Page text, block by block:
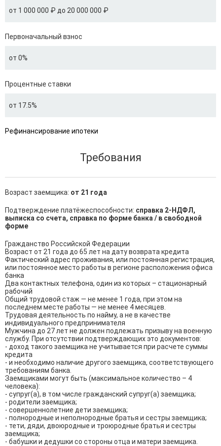
от 1 000 000 ₽ до 20 000 000 ₽
Первоначальный взнос
от 0%
Процентные ставки
от 17.5%
Рефинансирование ипотеки
Требования
Возраст заемщика: от 21 года
Подтверждение платёжеспособности: справка 2-НДФЛ,
выписка со счета, справка по форме банка / в свободной
форме
Гражданство Российской Федерации
Возраст от 21 года до 65 лет на дату возврата кредита
Фактический адрес проживания, или постоянная регистрация,
или постоянное место работы в регионе расположения офиса
банка
Два контактных телефона, один из которых – стационарный
рабочий
Общий трудовой стаж — не менее 1 года, при этом на
последнем месте работы — не менее 4 месяцев.
Трудовая деятельность по найму, а не в качестве
индивидуального предпринимателя
Мужчина до 27 лет не должен подлежать призыву на военную
службу. При отсутствии подтверждающих это документов:
- доход такого заемщика не учитывается при расчете суммы
кредита
- и необходимо наличие другого заемщика, соответствующего
требованиям банка.
Заемщиками могут быть (максимальное количество – 4
человека):
- супруг(а), в том числе гражданский супруг(а) заемщика;
- родители заемщика;
- совершеннолетние дети заемщика;
- полнородные и неполнородные братья и сестры заемщика;
- тети, дяди, двоюродные и троюродные братья и сестры
заемщика;
- бабушки и дедушки со стороны отца и матери заемщика.